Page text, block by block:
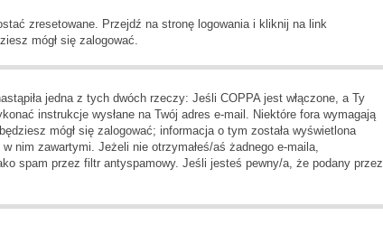
zresetowane. Przejdź na stronę logowania i kliknij na link
mógł się zalogować.
jedna z tych dwóch rzeczy: Jeśli COPPA jest włączone, a Ty
instrukcje wysłane na Twój adres e-mail. Niektóre fora wymagają
mógł się zalogować; informacja o tym została wyświetlona
nim zawartymi. Jeżeli nie otrzymałeś/aś żadnego e-maila,
spam przez filtr antyspamowy. Jeśli jesteś pewny/a, że podany przez